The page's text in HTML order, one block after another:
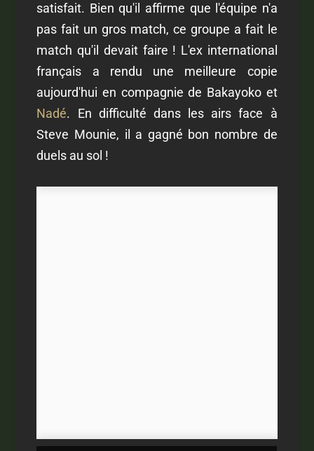
satisfait. Bien qu'il affirme que l'équipe n'a
pas fait un gros match, ce groupe a fait le
match qu'il devait faire ! L'ex international
français a rendu une meilleure copie
aujourd'hui en compagnie de Bakayoko et
Nadé. En difficulté dans les airs face à
Steve Mounie, il a gagné bon nombre de
duels au sol !